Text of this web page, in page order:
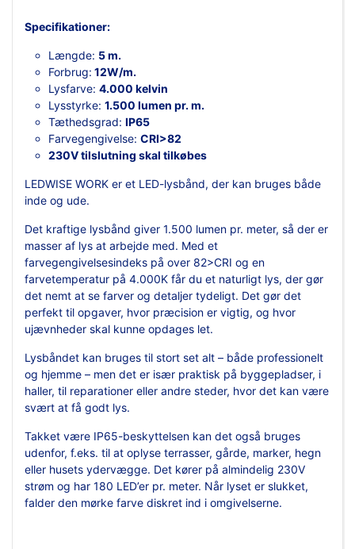
Specifikationer:
Længde: 5 m.
Forbrug: 12W/m.
Lysfarve: 4.000 kelvin
Lysstyrke: 1.500 lumen pr. m.
Tæthedsgrad: IP65
Farvegengivelse: CRI>82
230V tilslutning skal tilkøbes
LEDWISE WORK er et LED-lysbånd, der kan bruges både
inde og ude.
Det kraftige lysbånd giver 1.500 lumen pr. meter, så der er
masser af lys at arbejde med. Med et
farvegengivelsesindeks på over 82>CRI og en
farvetemperatur på 4.000K får du et naturligt lys, der gør
det nemt at se farver og detaljer tydeligt. Det gør det
perfekt til opgaver, hvor præcision er vigtig, og hvor
ujævnheder skal kunne opdages let.
Lysbåndet kan bruges til stort set alt – både professionelt
og hjemme – men det er især praktisk på byggepladser, i
haller, til reparationer eller andre steder, hvor det kan være
svært at få godt lys.
Takket være IP65-beskyttelsen kan det også bruges
udenfor, f.eks. til at oplyse terrasser, gårde, marker, hegn
eller husets ydervægge. Det kører på almindelig 230V
strøm og har 180 LED’er pr. meter. Når lyset er slukket,
falder den mørke farve diskret ind i omgivelserne.